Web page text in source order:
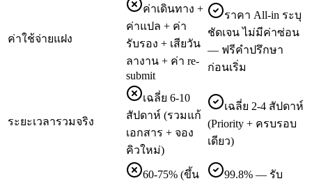
ค่าใช้จ่ายแฝง
ค่าเดินทาง +
ค่าแปล + ค่า
รับรอง + เสียวัน
ลางาน + ค่า re-
submit
ราคา All-in ระบุ
ชัดเจน ไม่มีค่าซ่อน
— ฟรีคำปรึกษา
ก่อนเริ่ม
ระยะเวลารวมจริง
เฉลี่ย 6-10
สัปดาห์ (รวมแก้
เอกสาร + จอง
คิวใหม่)
เฉลี่ย 2-4 สัปดาห์
(Priority + ครบรอบ
เดียว)
60-75% (ขึ้น
99.8% — รับ